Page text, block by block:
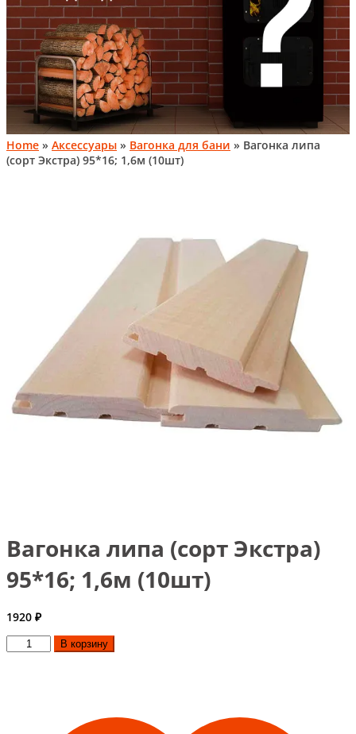
Home » Аксессуары » Вагонка для бани » Вагонка липа
(сорт Экстра) 95*16; 1,6м (10шт)
Вагонка липа (сорт Экстра)
95*16; 1,6м (10шт)
1920 ₽
КоличествоВ корзину